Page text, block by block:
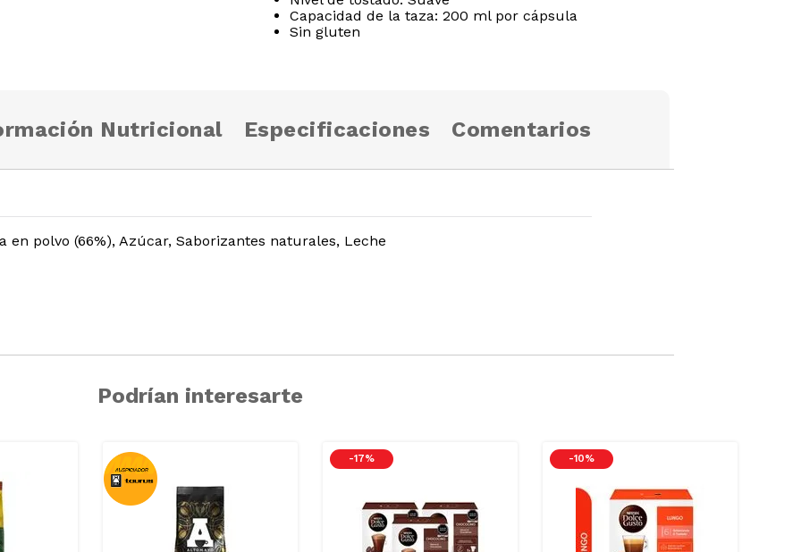
Capacidad de la taza: 200 ml por cápsula
Sin gluten
Nutricional Especificaciones Comentarios
en polvo (66%), Azúcar, Saborizantes naturales, Leche
Podrían interesarte
-17 % -10 %